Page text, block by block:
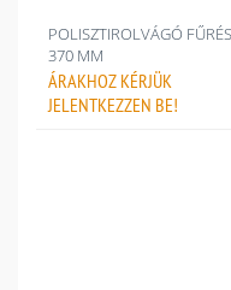
POLISZTIROLVÁGÓ
370 MM
ÁRAKHOZ KÉRJÜK
JELENTKEZZEN BE!